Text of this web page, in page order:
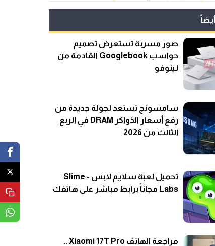
صور مسربة تستعرض تصميم
حواسب Googlebook القادمة من
لينوفو
سامسونج تستعد لجولة جديدة من
رفع أسعار الذواكر DRAM في الربع
الثالث من 2026
تحميل لعبة سلايم لابس - Slime
Labs مجاناً برابط مباشر على هاتفك
مراجعة الهاتف Xiaomi 17T Pro ..